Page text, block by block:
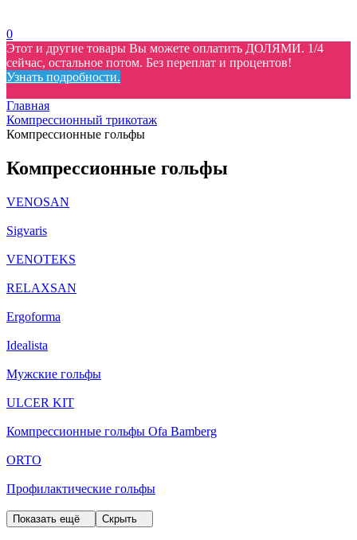
0
Этот и другие товары Вы можете оплатить ДОЛЯМИ. 1/4
сейчас, остальное потом. Без переплат и процентов!
Узнать подробности.
Главная
Компрессионный трикотаж
Компрессионные гольфы
Компрессионные гольфы
VENOSAN
Sigvaris
VENOTEKS
RELAXSAN
Ergoforma
Idealista
Мужские гольфы
ULCER KIT
Компрессионные гольфы Ofa Bamberg
ORTO
Профилактические гольфы
Показать ещё Скрыть